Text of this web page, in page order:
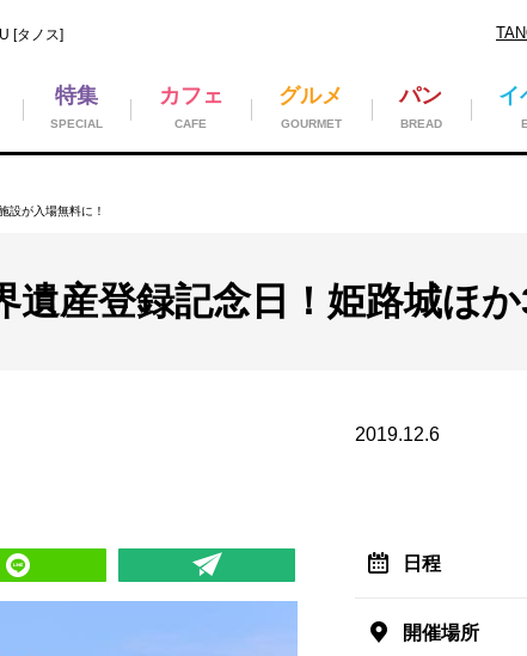
[タノス]
イ
パン
BREAD
グルメ
GOURMET
カフェ
CAFE
特集
SPECIAL
設が入場無料に！
遺産登録記念日！姫路城ほ
2019.12.6
日程
開催場所